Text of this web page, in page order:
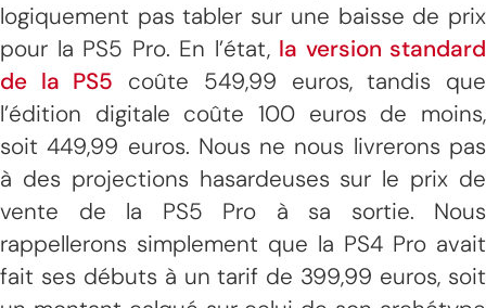
logiquement pas tabler sur une baisse de prix
pour la PS5 Pro. En l’état, la version standard
de la PS5 coûte 549,99 euros, tandis que
l’édition digitale coûte 100 euros de moins,
soit 449,99 euros. Nous ne nous livrerons pas
à des projections hasardeuses sur le prix de
vente de la PS5 Pro à sa sortie. Nous
rappellerons simplement que la PS4 Pro avait
fait ses débuts à un tarif de 399,99 euros, soit